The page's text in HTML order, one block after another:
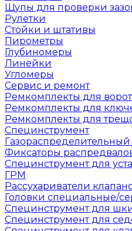
Щупы для проверки
Рулетки
Стойки и штативы
Пирометры
Глубиномеры
Линейки
Угломеры
Сервис и ремонт
Ремкомплекты для
Ремкомплекты для
Ремкомплекты для
Специнструмент
Фиксаторы
Специнструмент для
ГРМ
Рассухариватели
Головки специальные/
Специнструмент для
Специнструмент для